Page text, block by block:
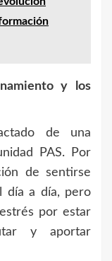
y los
de una
PAS. Por
de sentirse
día a día, pero
por estar
y aportar